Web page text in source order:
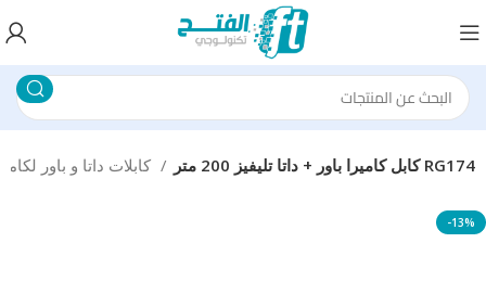
كابلات داتا و باور لكاميرات المراقبة كابل كاميرا باور + داتا تليفيز 200 متر RG174
-13%